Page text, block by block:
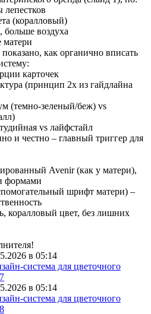
(коралловый)
воздуха
матери
как органично вписать
карточек
(принцип 2x из гайдлайна
(темно-зеленый/беж) vs
vs лайфстайл
и честно – главный триггер для
Avenir (как у матери),
формами
шрифт матери) –
коралловый цвет, без лишних
в 05:14
в 05:14